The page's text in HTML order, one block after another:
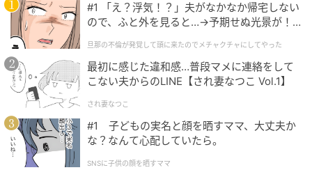
寝室で確信した正体
不足分は私の貯金で穴埋めし、その夜のうちに支払い
だけは済ませた。
新婚旅行から戻った翌日、クローゼットを開けた瞬
間、背筋がすっと冷えた。封筒の口は丁寧に元通り閉
じられていた。私に気づかれないよう、何度も抜き差
#1 「え？浮気！？」夫がなかなか帰宅しない
ので、ふと外を見ると…→予期せぬ光景が！
クチャにしてやった
旦那の不倫が発覚して頭に来たのでメチャクチャにしてやった
最初に感じた違和感…普段マメに連絡をして
こない夫からのLINE【され妻なつこ Vol.1】
され妻なつこ
#1 子どもの実名と顔を晒すママ、大丈夫か
な？なんて心配していたら。
SNSに子供の顔を晒すママ